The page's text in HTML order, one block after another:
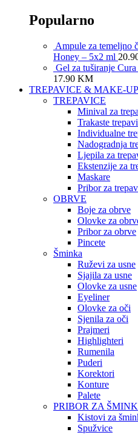
Popularno
Ampule za temeljno
Honey – 5x2 ml
Gel za tuširanje
17.90 KM
TREPAVICE & MAKE-UP
TREPAVICE
Minival za
Trakaste
Individualne
Nadogradnja
Ljepila za
Ekstenzije za
Maskare
Pribor za
OBRVE
Boje za obrve
Olovke za
Pribor za obrve
Pincete
Šminka
Ruževi za usne
Sjajila za usne
Olovke za usne
Eyeliner
Olovke za oči
Sjenila za oči
Prajmeri
Highlighteri
Rumenila
Puderi
Korektori
Konture
Palete
PRIBOR ZA
Kistovi za
Spužvice